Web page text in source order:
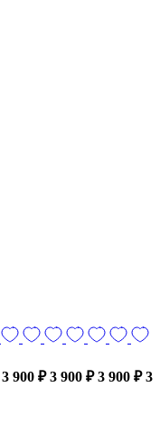
3 900 ₽ 3 900 ₽ 3 900 ₽ 3